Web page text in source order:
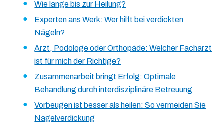
Wie lange bis zur Heilung?
Experten ans Werk: Wer hilft bei verdickten
Nägeln?
Arzt, Podologe oder Orthopäde: Welcher Facharzt
ist für mich der Richtige?
Zusammenarbeit bringt Erfolg: Optimale
Behandlung durch interdisziplinäre Betreuung
Vorbeugen ist besser als heilen: So vermeiden Sie
Nagelverdickung